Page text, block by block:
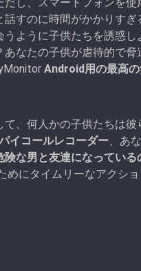
し、スマートフォンを使
すのに時間がかかりすぎ
ように子供たちを誘惑し
なたの子供が虐待的で脅
Android用の最高
、何人かの子供たちは彼
イコールレコーダー、あ
な男と友達になっている
にタイムリーなアクショ